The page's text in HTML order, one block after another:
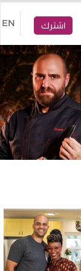
اشترك EN